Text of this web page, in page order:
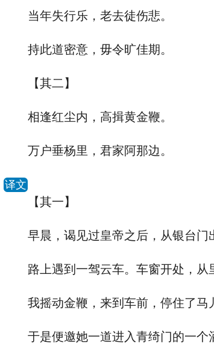
当年失行乐，老去徒伤悲。
持此道密意，毋令旷佳期。
【其二】
相逢红尘内，高揖黄金鞭。
万户垂杨里，君家阿那边。
译文
【其一】
早晨，谒见过皇帝之后，从银台门
路上遇到一驾云车。车窗开处，从
我摇动金鞭，来到车前，停住了马
于是便邀她一道进入青绮门的一个